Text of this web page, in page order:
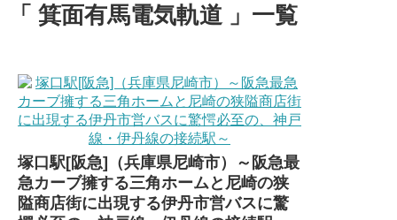
箕面有馬電気軌道 一覧
塚口駅[阪急]（兵庫県尼崎市）～阪急最
急カーブ擁する三角ホームと尼崎の狭
隘商店街に出現する伊丹市営バスに驚